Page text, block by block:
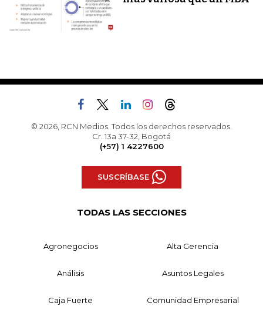
© 2026, RCN Medios. Todos los derechos reservados.
Cr. 13a 37-32, Bogotá
(+57) 1 4227600
SUSCRÍBASE
TODAS LAS SECCIONES
Agronegocios Alta Gerencia
Análisis Asuntos Legales
Caja Fuerte Comunidad Empresarial